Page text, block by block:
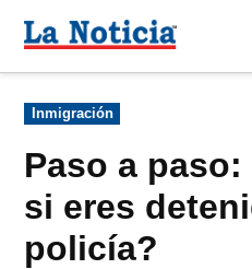
Para mantenerte
contenido
Publicado
en
Inmigración
Paso a
si eres
policía?